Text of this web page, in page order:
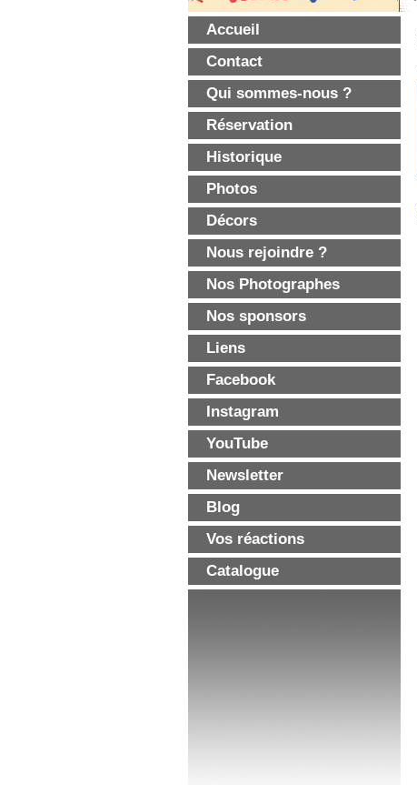
Accueil
Contact
Qui sommes-nous ?
Réservation
Historique
Photos
Décors
Nous rejoindre ?
Nos Photographes
Nos sponsors
Liens
Facebook
Instagram
YouTube
Newsletter
Blog
Vos réactions
Catalogue